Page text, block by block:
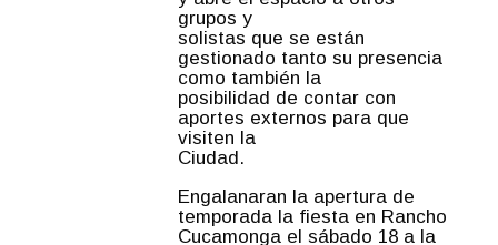
grupos y
solistas que se están
gestionado tanto su presencia
como también la
posibilidad de contar con
aportes externos para que
visiten la
Ciudad.
Engalanaran la apertura de
temporada la fiesta en Rancho
Cucamonga el sábado 18 a la